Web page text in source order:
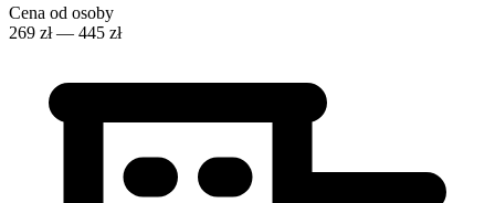
Cena od osoby
269 zł — 445 zł